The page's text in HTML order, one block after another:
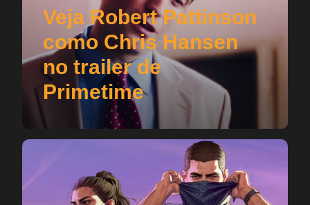
Veja Robert Pattinson
como Chris Hansen
no trailer de
Primetime